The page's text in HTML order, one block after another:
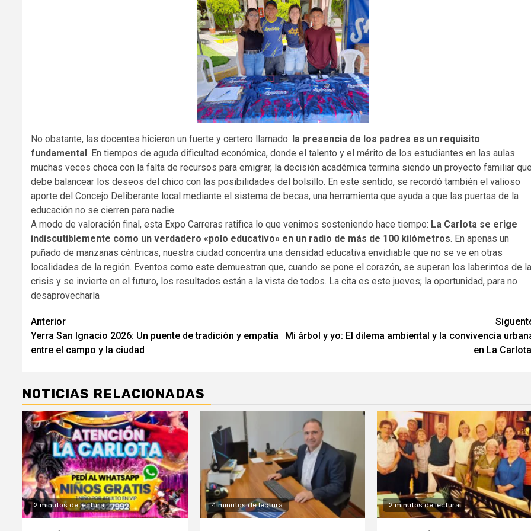
No obstante, las docentes hicieron un fuerte y certero llamado: la presencia de los padres es un requisito
fundamental. En tiempos de aguda dificultad económica, donde el talento y el mérito de los estudiantes en las aulas
muchas veces choca con la falta de recursos para emigrar, la decisión académica termina siendo un proyecto familiar
debe balancear los deseos del chico con las posibilidades del bolsillo. En este sentido, se recordó también el valioso
aporte del Concejo Deliberante local mediante el sistema de becas, una herramienta que ayuda a que las puertas de la
educación no se cierren para nadie.
A modo de valoración final, esta Expo Carreras ratifica lo que venimos sosteniendo hace tiempo: La Carlota se erige
indiscutiblemente como un verdadero «polo educativo» en un radio de más de 100 kilómetros. En apenas un
puñado de manzanas céntricas, nuestra ciudad concentra una densidad educativa envidiable que no se ve en otras
localidades de la región. Eventos como este demuestran que, cuando se pone el corazón, se superan los laberintos de la
crisis y se invierte en el futuro, los resultados están a la vista de todos. La cita es este jueves; la oportunidad, para no
desaprovecharla
Navegación
de
Anterior
Yerra San Ignacio 2026: Un puente de tradición y empatía
entre el campo y la ciudad
Mi árbol y yo: El dilema ambiental y la convivencia
en La
NOTICIAS RELACIONADAS
2 minutos de lectura 4 minutos de lectura 2 minutos de lectura